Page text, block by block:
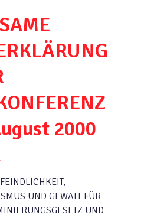
2000
UND GEWALT FÜR
UND